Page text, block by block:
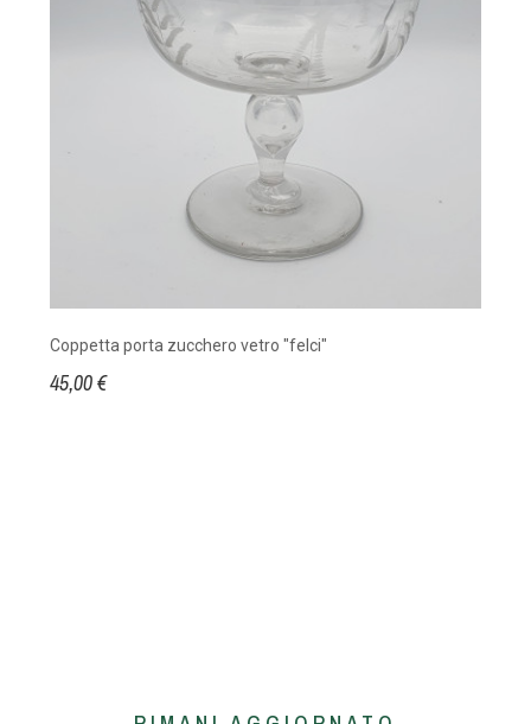
Coppetta porta zucchero vetro "felci"
45,00 €